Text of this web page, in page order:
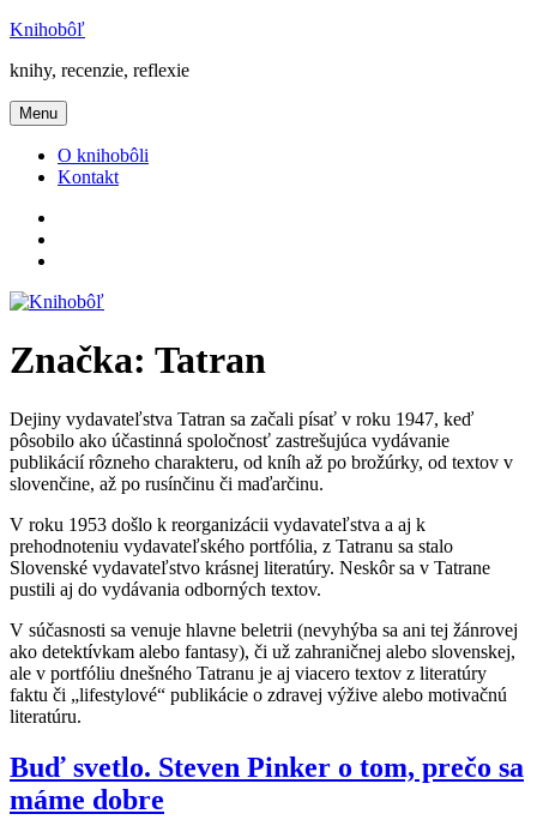
Prejsť
obsah
Knihobôľ
knihy, recenzie, reflexie
Menu
O knihobôli
Kontakt
Značka: Tatran
Dejiny vydavateľstva Tatran sa začali písať v roku 1947, keď
pôsobilo ako účastinná spoločnosť zastrešujúca vydávanie
publikácií rôzneho charakteru, od kníh až po brožúrky, od textov v
slovenčine, až po rusínčinu či maďarčinu.
V roku 1953 došlo k reorganizácii vydavateľstva a aj k
prehodnoteniu vydavateľského portfólia, z Tatranu sa stalo
Slovenské vydavateľstvo krásnej literatúry. Neskôr sa v Tatrane
pustili aj do vydávania odborných textov.
V súčasnosti sa venuje hlavne beletrii (nevyhýba sa ani tej žánrovej
ako detektívkam alebo fantasy), či už zahraničnej alebo slovenskej,
ale v portfóliu dnešného Tatranu je aj viacero textov z literatúry
faktu či „lifestylové“ publikácie o zdravej výžive alebo motivačnú
literatúru.
Buď svetlo. Steven Pinker o tom, prečo sa
máme dobre